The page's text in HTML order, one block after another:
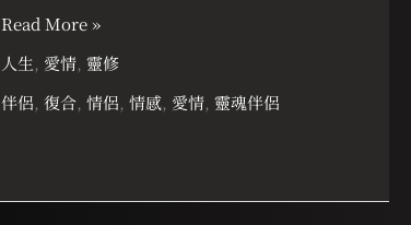
底
要
不
要
繼
Read More »
人生, 愛情,靈修
伴侶,復合,情侶,情感, 愛情,靈魂伴侶